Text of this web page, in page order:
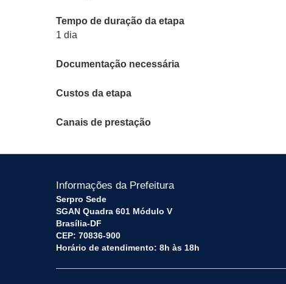
Tempo de duração da etapa
1 dia
Documentação necessária
Custos da etapa
Canais de prestação
Informações da Prefeitura
Serpro Sede
SGAN Quadra 601 Módulo V
Brasília-DF
CEP: 70836-900
Horário de atendimento: 8h às 18h